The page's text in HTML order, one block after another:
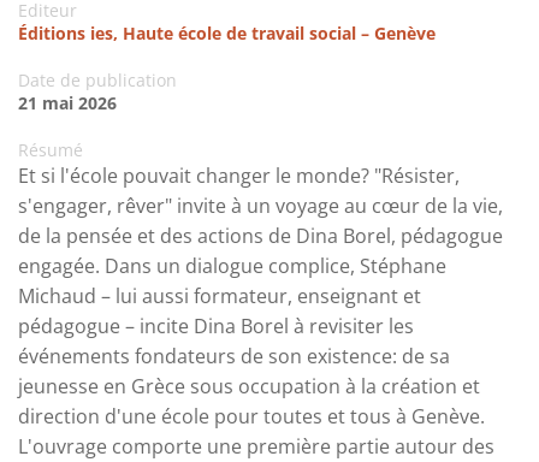
Editeur
Éditions ies, Haute école de travail social – Genève
Date de publication
21 mai 2026
Résumé
Et si l'école pouvait changer le monde? "Résister,
s'engager, rêver" invite à un voyage au cœur de la vie,
de la pensée et des actions de Dina Borel, pédagogue
engagée. Dans un dialogue complice, Stéphane
Michaud – lui aussi formateur, enseignant et
pédagogue – incite Dina Borel à revisiter les
événements fondateurs de son existence: de sa
jeunesse en Grèce sous occupation à la création et
direction d'une école pour toutes et tous à Genève.
L'ouvrage comporte une première partie autour des